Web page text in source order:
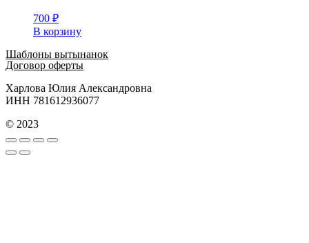
700 ₽
В корзину
Шаблоны вытынанок
Договор оферты
Харлова Юлия Александровна
ИНН 781612936077
© 2023